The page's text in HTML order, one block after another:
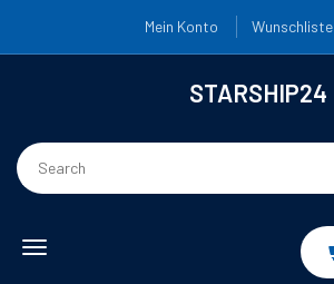
Mein Konto Wunschliste
STARSHIP24
Toggle